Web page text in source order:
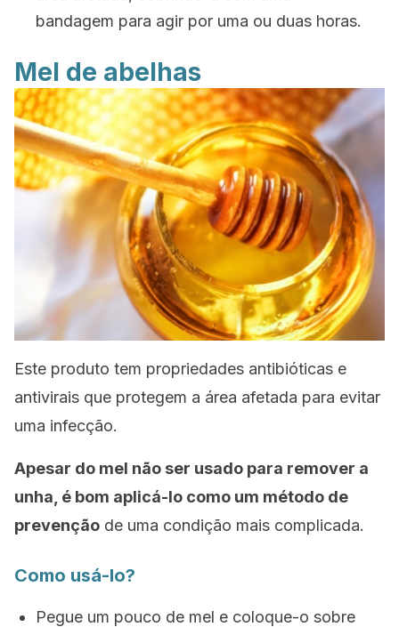
bandagem para agir por uma ou duas horas.
Mel de abelhas
Este produto tem propriedades antibióticas e
antivirais que protegem a área afetada para evitar
uma infecção.
Apesar do mel não ser usado para remover a
unha, é bom aplicá-lo como um método de
prevenção de uma condição mais complicada.
Como usá-lo?
Pegue um pouco de mel e coloque-o sobre